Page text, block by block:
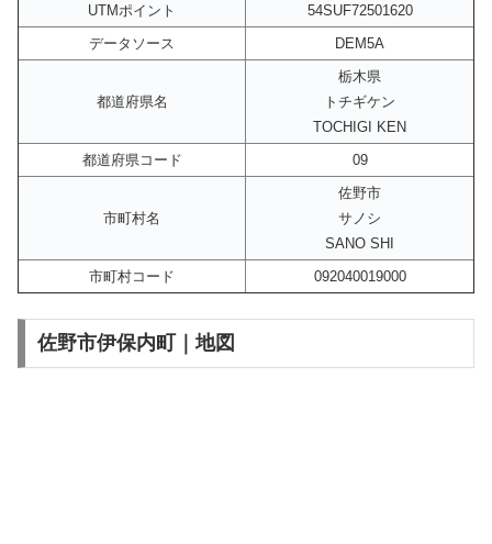
UTMポイント
54SUF72501620
データソース
DEM5A
都道府県名
栃木県
トチギケン
TOCHIGI KEN
都道府県コード
09
市町村名
佐野市
サノシ
SANO SHI
市町村コード
092040019000
佐野市伊保内町｜地図